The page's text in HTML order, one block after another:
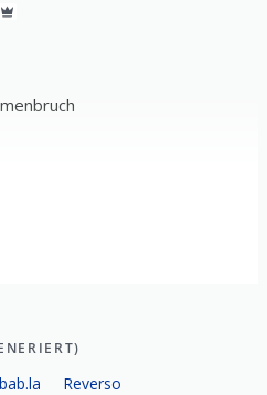
bab.la Reverso